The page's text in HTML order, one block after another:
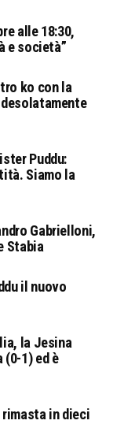
alle 18:30,
e società”
ko con la
Puddu:
Siamo la
Gabrielloni,
Stabia
il nuovo
la Jesina
(0-1) ed è
in dieci